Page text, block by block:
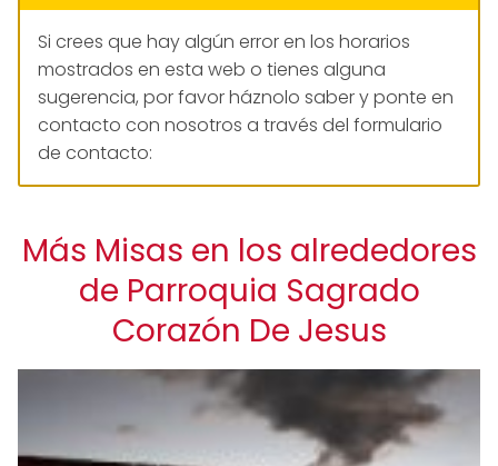
Si crees que hay algún error en los horarios
mostrados en esta web o tienes alguna
sugerencia, por favor háznolo saber y ponte en
contacto con nosotros a través del formulario
de contacto:
Más Misas en los alrededores
de Parroquia Sagrado
Corazón De Jesus